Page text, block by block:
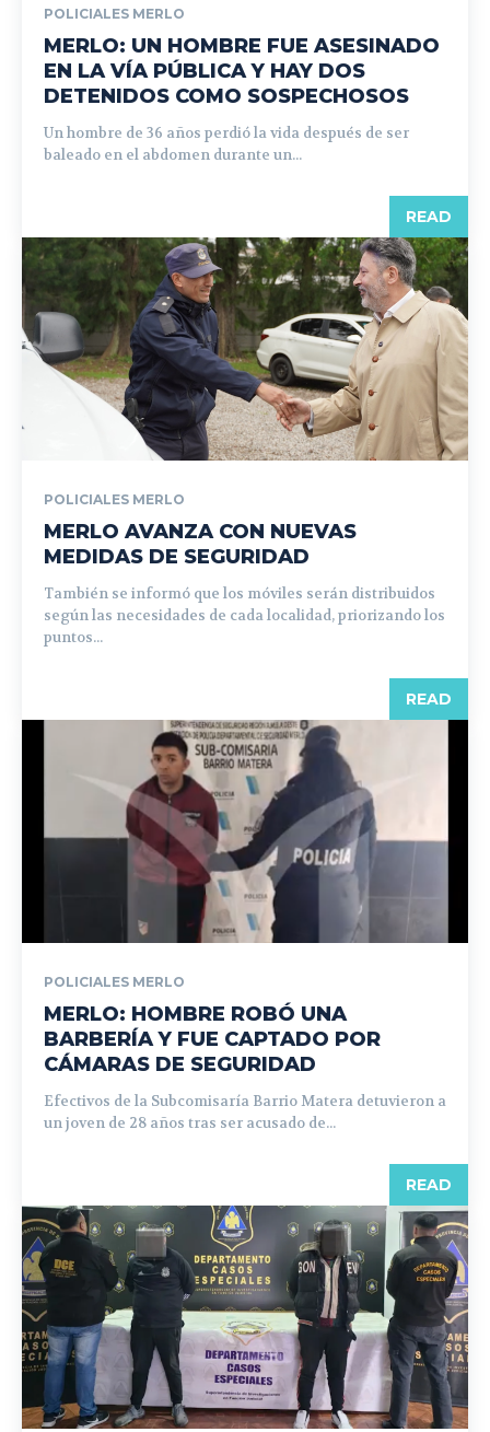
POLICIALES MERLO
MERLO: UN HOMBRE FUE ASESINADO
EN LA VÍA PÚBLICA Y HAY DOS
DETENIDOS COMO SOSPECHOSOS
Un hombre de 36 años perdió la vida después de ser
baleado en el abdomen durante un...
READ
POLICIALES MERLO
MERLO AVANZA CON NUEVAS
MEDIDAS DE SEGURIDAD
También se informó que los móviles serán distribuidos
según las necesidades de cada localidad, priorizando los
puntos...
READ
POLICIALES MERLO
MERLO: HOMBRE ROBÓ UNA
BARBERÍA Y FUE CAPTADO POR
CÁMARAS DE SEGURIDAD
Efectivos de la Subcomisaría Barrio Matera detuvieron a
un joven de 28 años tras ser acusado de...
READ